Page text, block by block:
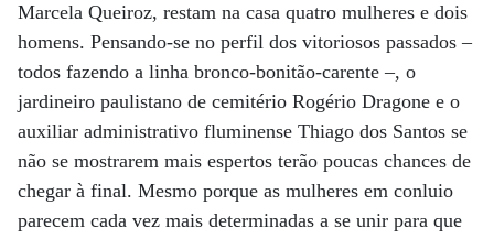
Marcela Queiroz, restam na casa quatro mulheres e dois
homens. Pensando-se no perfil dos vitoriosos passados –
todos fazendo a linha bronco-bonitão-carente –, o
jardineiro paulistano de cemitério Rogério Dragone e o
auxiliar administrativo fluminense Thiago dos Santos se
não se mostrarem mais espertos terão poucas chances de
chegar à final. Mesmo porque as mulheres em conluio
parecem cada vez mais determinadas a se unir para que